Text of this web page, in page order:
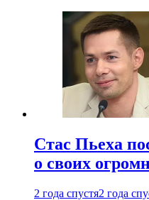
Стас Пьеха
о своих
2 года спустя2 года